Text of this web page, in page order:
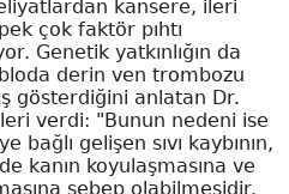
kansere, ileri
çok faktör pıhtı
Genetik yatkınlığın da
derin ven trombozu
gösterdiğini anlatan Dr.
verdi: "Bunun nedeni ise
bağlı gelişen sıvı kaybının,
kanın koyulaşmasına ve
sebep olabilmesidir.